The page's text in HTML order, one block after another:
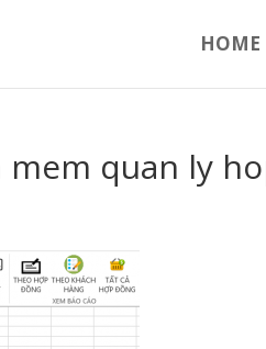
HOME
mem quan ly